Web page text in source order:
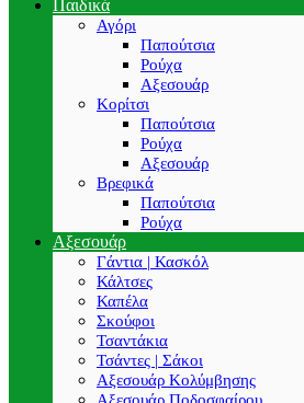
Παιδικά
Αγόρι
Παπούτσια
Ρούχα
Αξεσουάρ
Κορίτσι
Παπούτσια
Ρούχα
Αξεσουάρ
Βρεφικά
Παπούτσια
Ρούχα
Αξεσουάρ
Γάντια | Κασκόλ
Κάλτσες
Καπέλα
Σκούφοι
Τσαντάκια
Τσάντες | Σάκοι
Αξεσουάρ Κολύμβησης